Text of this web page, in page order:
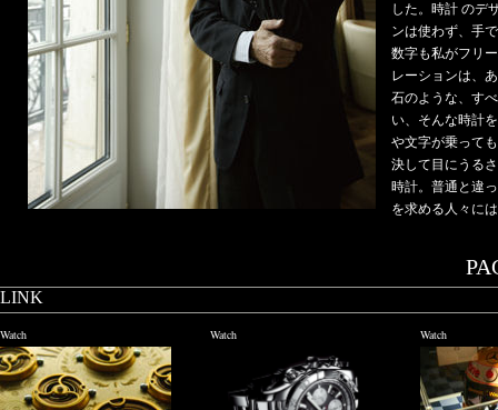
した。時計 のデ
ンは使わず、手
数字も私がフリ
レーションは、
石のような、す
い、そんな時計
や文字が乗って
決して目にうる
時計。普通と違
を求める人々に
LINK
Watch Watch Watch